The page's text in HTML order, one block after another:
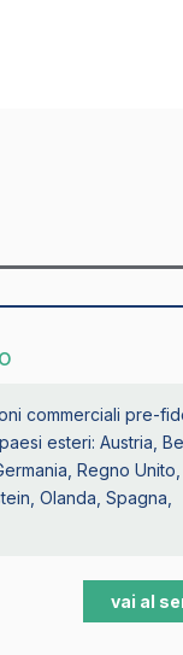
commerciali pre-
esteri: Austria,
Regno Unito,
Olanda, Spagna,
vai al